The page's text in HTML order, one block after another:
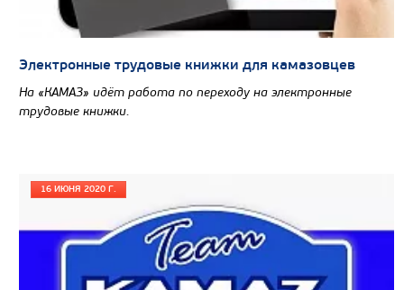
Электронные трудовые книжки для камазовцев
На «КАМАЗ» идёт работа по переходу на электронные
трудовые книжки.
16 ИЮНЯ 2020 Г.